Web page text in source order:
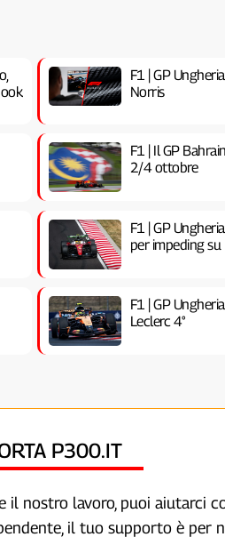
F1 | GP
Norris
F1 | Il GP
2/4 ottobre
F1 | GP
per impeding
F1 | GP
Leclerc 4°
P300.IT
il nostro lavoro, puoi aiutarci
il tuo supporto è per